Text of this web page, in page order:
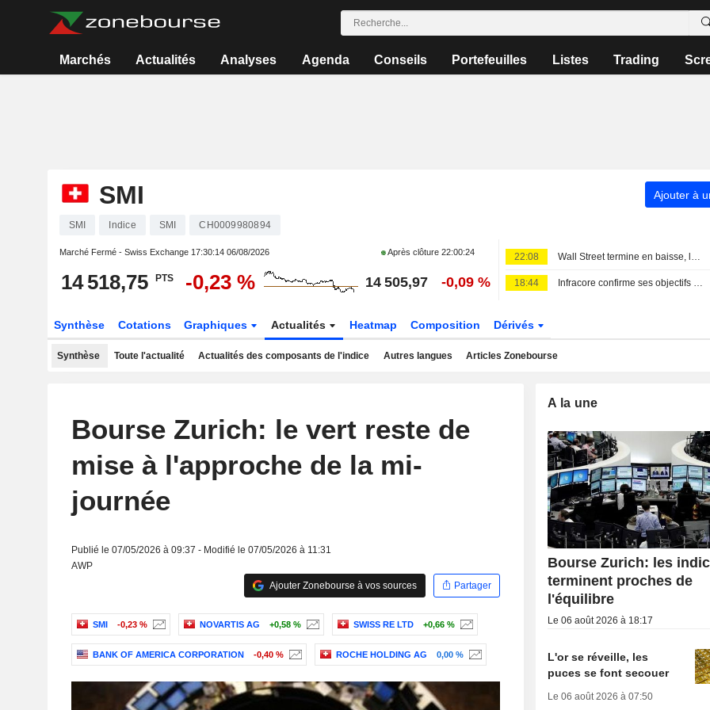
Marchés Actualités Analyses Agenda Conseils Portefeuilles Listes Trading
SMI Ajouter à
SMI Indice SMI CH0009980894
Marché Fermé - Swiss Exchange 17:30:14 06/08/2026 Après clôture 22:00:24
14 518,75 PTS -0,23 % 14 505,97 -0,09 %
22:08 Wall Street termine en baisse, les incertitudes au Moyen-Orient inquiètent
18:44 Infracore confirme ses objectifs de distribution pour 2026
Synthèse Cotations Graphiques Actualités Heatmap Composition Dérivés
Synthèse Toute l'actualité Actualités des composants de l'indice Autres langues Articles Zonebourse
Bourse Zurich: le vert reste de
mise à l'approche de la mi-
journée
Publié le 07/05/2026 à 09:37 - Modifié le 07/05/2026 à 11:31
AWP
Ajouter Zonebourse à vos sources
Partager
SMI -0,23 % NOVARTIS AG +0,58 % SWISS RE LTD +0,66 %
BANK OF AMERICA CORPORATION -0,40 % ROCHE HOLDING AG 0,00 %
A la une
Bourse Zurich: les
terminent proches de
l'équilibre
Le 06 août 2026 à 18:17
L'or se réveille, les
puces se font secouer
Le 06 août 2026 à 07:50